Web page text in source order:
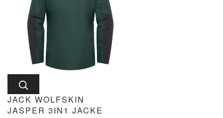
JACK WOLFSKIN
JASPER 3IN1 JACKE